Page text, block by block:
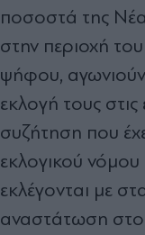
ποσοστά της
στην περιοχή
ψήφου,
εκλογή τους
συζήτηση που
εκλογικού
εκλέγονται µε
αναστάτωση